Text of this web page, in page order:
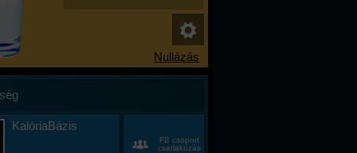
KalóriaBázis
FB csoport
csatlakozás